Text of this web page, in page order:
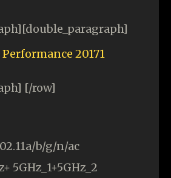
[/row]
b/g/n/ac
5GHz_1+5GHz_2